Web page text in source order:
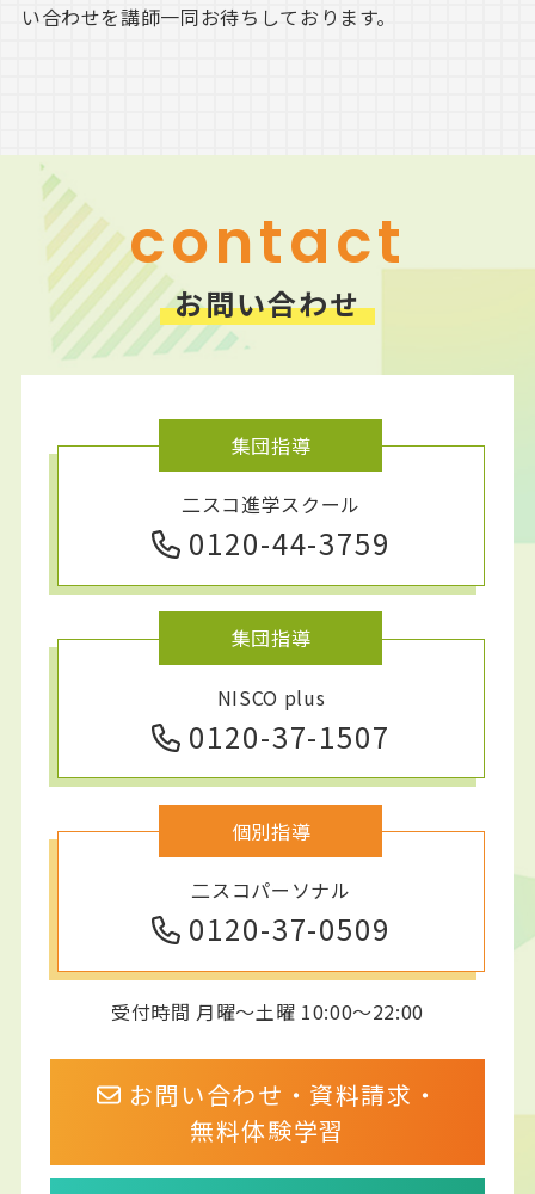
い合わせを講師一同お待ちしております。
contact
お問い合わせ
集団指導
二スコ進学スクール
0120-44-3759
集団指導
NISCO plus
0120-37-1507
個別指導
二スコパーソナル
0120-37-0509
受付時間 月曜～土曜 10:00～22:00
お問い合わせ・資料請求・
無料体験学習